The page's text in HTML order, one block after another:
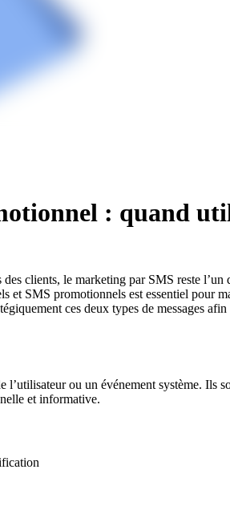
: quand
clients, le marketing par SMS reste
SMS promotionnels est essentiel pour
ces deux types de messages
l’utilisateur ou un événement système.
et informative.